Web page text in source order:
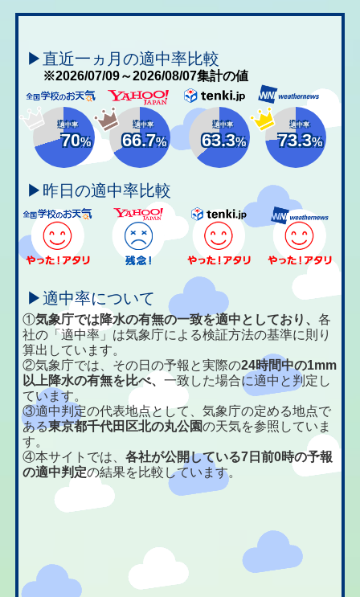
▶直近一ヵ月の適中率比較
※2026/07/09～2026/08/07集計の値
適中率
70%
適中率
66.7%
適中率
63.3%
適中率
73.3%
▶昨日の適中率比較
▶適中率について
①気象庁では降水の有無の一致を適中としており、各
社の「適中率」は気象庁による検証方法の基準に則り
算出しています。
②気象庁では、その日の予報と実際の24時間中の1mm
以上降水の有無を比べ、一致した場合に適中と判定し
ています。
③適中判定の代表地点として、気象庁の定める地点で
ある東京都千代田区北の丸公園の天気を参照していま
す。
④本サイトでは、各社が公開している7日前0時の予報
の適中判定の結果を比較しています。